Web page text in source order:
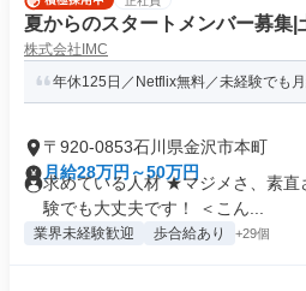
夏からのスタートメンバー募集|
株式会社IMC
年休125日／Netflix無料／未経験でも
〒920-0853石川県金沢市本町
月給28万円～50万円
求めている人材 ★マジメさ、素
験でも大丈夫です！ ＜こん...
業界未経験歓迎 歩合給あり +29個